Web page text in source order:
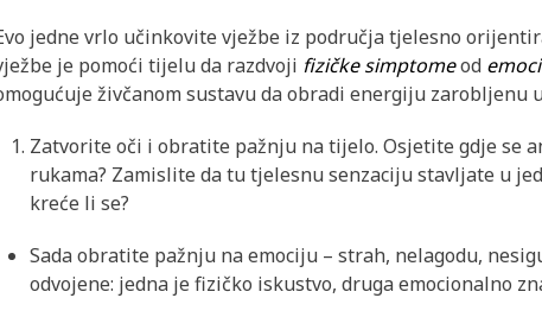
jedne vrlo učinkovite vježbe iz područja tjelesno
je pomoći tijelu da razdvoji fizičke simptomeod
živčanom sustavu da obradi energiju
Zatvorite oči i obratite pažnju na tijelo. Osjetite gdje se
rukama? Zamislite da tu tjelesnu senzaciju stavljate u
kreće li se?
Sada obratite pažnju na emociju – strah, nelagodu,
odvojene: jedna je fizičko iskustvo, druga emocionalno